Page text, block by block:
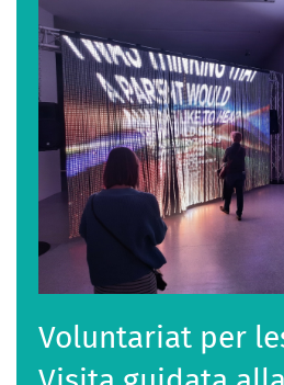
Voluntariat per